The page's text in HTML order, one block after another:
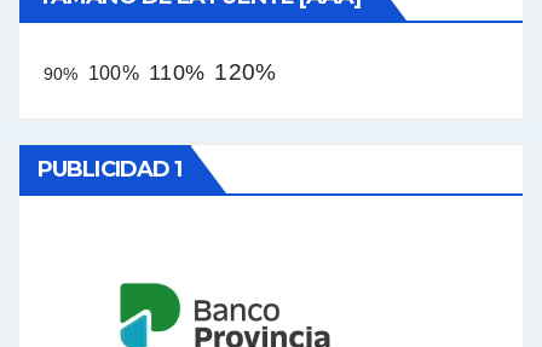
90% 100% 110% 120%
PUBLICIDAD 1